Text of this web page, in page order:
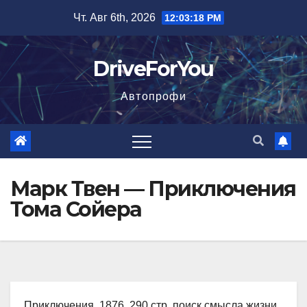
содержимому
Чт. Авг 6th, 2026 12:03:19 PM
DriveForYou
Автопрофи
Марк Твен — Приключения
Тома Сойера